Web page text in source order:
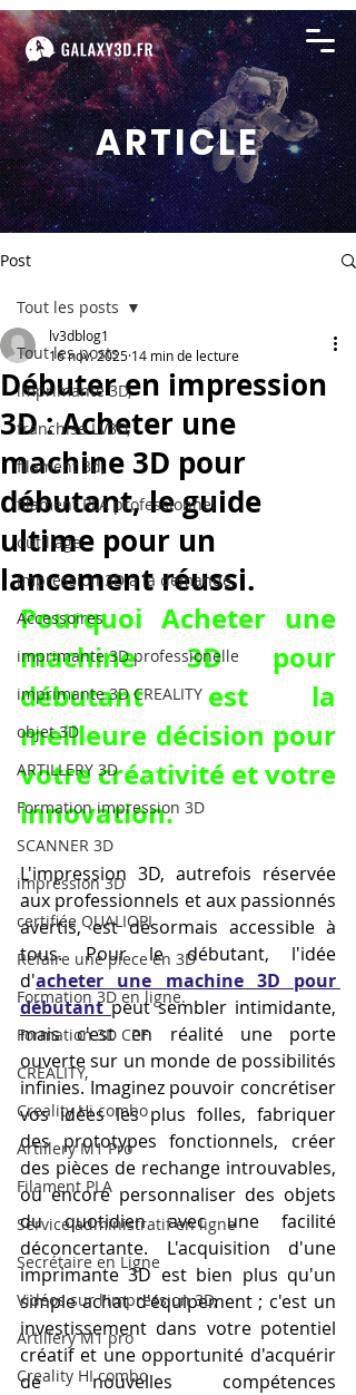
ARTICLE
Post
Tout les posts
imprimante 3D,
franchise LV3D,
filament 3d,
filament PLA professionnel
outillage
impression 3D à la demande
Accessoires
imprimante 3D professionelle
imprimante 3D CREALITY
objet 3D
ARTILLERY 3D
Formation impression 3D
SCANNER 3D
impression 3D
certifiée QUALIOPI
Refaire une piece en 3D
Formation 3D en ligne.
Formation 3D CPF
CREALITY,
Creality Hi combo
Artillery M1 Pro
Filament PLA
Service administratif en ligne
Secrétaire en Ligne
Vidéos sur l'impression 3D,
Artillery M1 pro
Creality HI combo
Tout les posts
Débuter en impression
3D : Acheter une
machine 3D pour
débutant, le guide
ultime pour un
lancement réussi.
lv3dblog1
16 nov. 2025 14 min de lecture
Pourquoi Acheter une
machine 3D pour
débutant est la
meilleure décision pour
votre créativité et votre
innovation.
L'impression 3D, autrefois réservée
aux professionnels et aux passionnés
avertis, est désormais accessible à
tous. Pour le débutant, l'idée
d'acheter une machine 3D pour
débutant peut sembler intimidante,
mais c'est en réalité une porte
ouverte sur un monde de possibilités
infinies. Imaginez pouvoir concrétiser
vos idées les plus folles, fabriquer
des prototypes fonctionnels, créer
des pièces de rechange introuvables,
ou encore personnaliser des objets
du quotidien avec une facilité
déconcertante. L'acquisition d'une
imprimante 3D est bien plus qu'un
simple achat d'équipement ; c'est un
investissement dans votre potentiel
créatif et une opportunité d'acquérir
de nouvelles compétences